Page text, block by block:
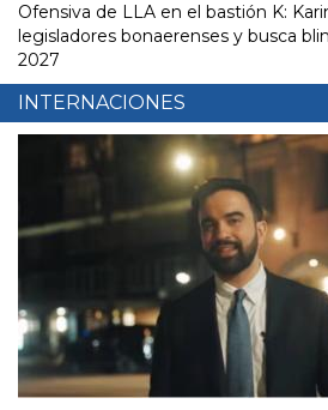
Ofensiva de LLA en el bastión K:
legisladores bonaerenses y busca
2027
INTERNACIONES